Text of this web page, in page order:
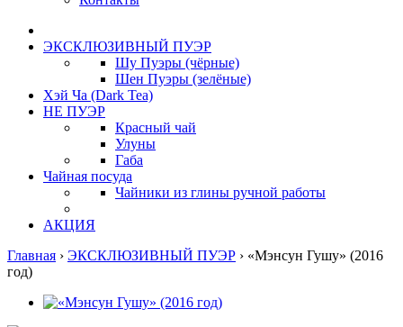
ЭКСКЛЮЗИВНЫЙ ПУЭР
Шу Пуэры (чёрные)
Шен Пуэры (зелёные)
Хэй Ча (Dark Tea)
НЕ ПУЭР
Красный чай
Улуны
Габа
Чайная посуда
Чайники из глины ручной работы
АКЦИЯ
Главная › ЭКСКЛЮЗИВНЫЙ ПУЭР › «Мэнсун Гушу» (2016
год)